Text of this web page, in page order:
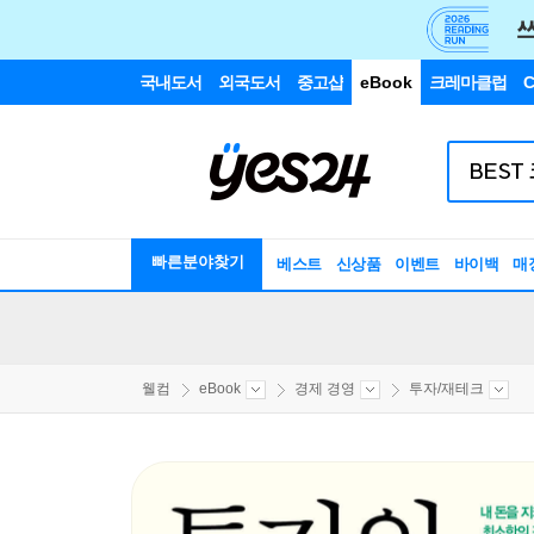
국내도서 외국도서 중고샵 eBook 크레마클럽
빠른분야찾기 베스트 신상품 이벤트 바이백 매
웰컴 eBook 경제 경영 투자/재테크